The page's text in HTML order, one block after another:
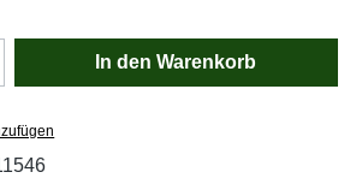
Gib den gewünschten
In den Warenkorb